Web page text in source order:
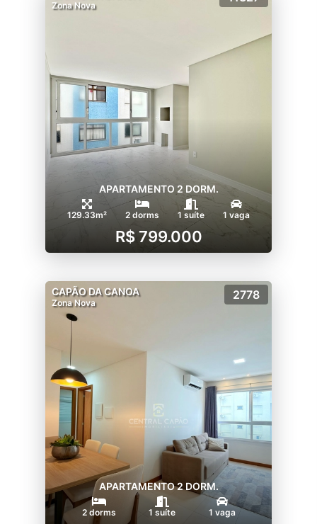
Zona Nova
APARTAMENTO 2 DORM.
129.33m² 2 dorms 1 suíte 1 vaga
R$ 799.000
CAPÃO DA CANOA
Zona Nova
2778
APARTAMENTO 2 DORM.
2 dorms 1 suíte 1 vaga